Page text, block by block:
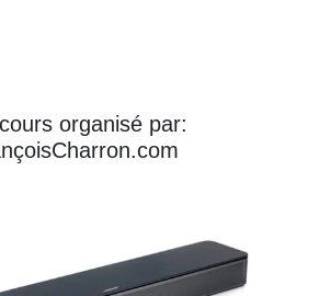
organisé par: